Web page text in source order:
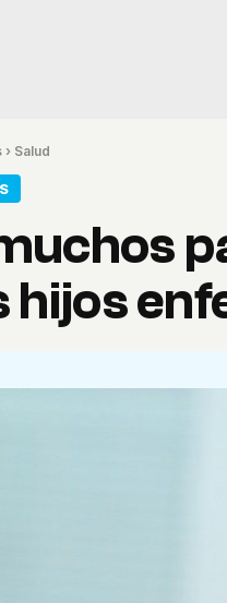
› Salud
hijos